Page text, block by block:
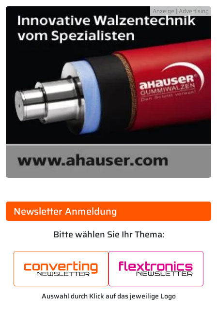
Newsletter Anmeldung
Bitte wählen Sie Ihr Thema:
Auswahl durch Klick auf das jeweilige Logo